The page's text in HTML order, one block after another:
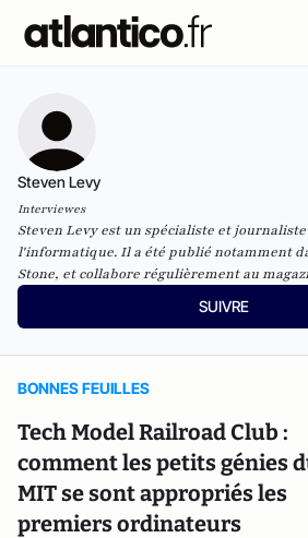
Steven Levy
Interviewes
Steven Levy est un spécialiste et
l'informatique. Il a été publié notamment
Stone, et collabore régulièrement au
SUIVRE
BONNES FEUILLES
Tech Model Railroad Club :
comment les petits génies
MIT se sont appropriés les
premiers ordinateurs